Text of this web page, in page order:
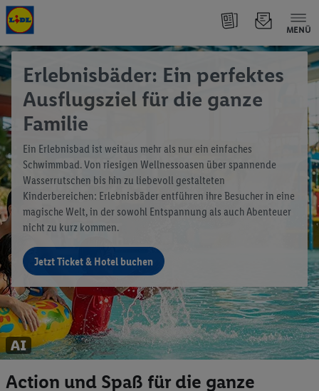
MENÜ
Erlebnisbäder: Ein perfektes
Ausflugsziel für die ganze
Familie
Ein Erlebnisbad ist weitaus mehr als nur ein einfaches
Schwimmbad. Von riesigen Wellnessoasen über spannende
Wasserrutschen bis hin zu liebevoll gestalteten
Kinderbereichen: Erlebnisbäder entführen ihre Besucher in eine
magische Welt, in der sowohl Entspannung als auch Abenteuer
nicht zu kurz kommen.
Jetzt Ticket & Hotel buchen
Action und Spaß für die ganze